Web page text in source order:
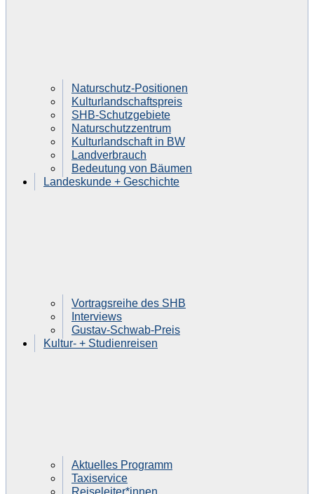
Naturschutz-Positionen
Kulturlandschaftspreis
SHB-Schutzgebiete
Naturschutzzentrum
Kulturlandschaft in BW
Landverbrauch
Bedeutung von Bäumen
Landeskunde + Geschichte
Vortragsreihe des SHB
Interviews
Gustav-Schwab-Preis
Kultur- + Studienreisen
Aktuelles Programm
Taxiservice
Reiseleiter*innen